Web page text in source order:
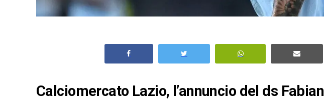
Calciomercato Lazio, l’annuncio del ds